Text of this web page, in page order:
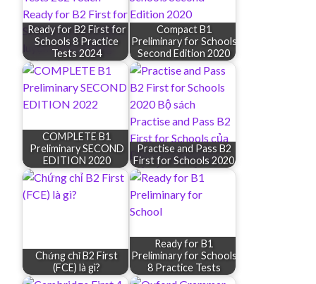
Ready for B2 First for
Schools 8 Practice
Tests 2024
Compact B1
Preliminary for Schools
Second Edition 2020
COMPLETE B1
Preliminary SECOND
EDITION 2020
Practise and Pass B2
First for Schools 2020
Chứng chỉ B2 First
(FCE) là gì?
Ready for B1
Preliminary for Schools
8 Practice Tests